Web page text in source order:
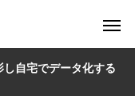
自宅でデータ化する